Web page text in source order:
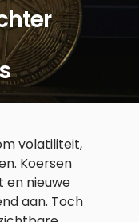
volatiliteit,
Koersen
en nieuwe
aan. Toch